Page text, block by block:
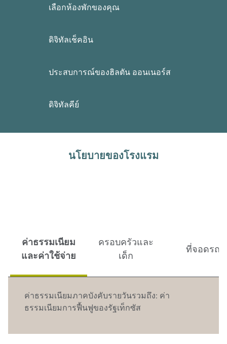
เลือกห้องพักของคุณ
ดิจิทัลเช็คอิน
ประสบการณ์ของฮิลตัน ออนเนอร์ส
ดิจิทัลคีย์
นโยบายของโรงแรม
ค่าธรรมเนียม
และค่าใช้จ่าย
ครอบครัวและ
เด็ก
ที่จอดรถ
ค่าธรรมเนียมภาคบังคับรายวันรวมถึง: ค่า
ธรรมเนียมการฟื้นฟูของรัฐเท็กซัส